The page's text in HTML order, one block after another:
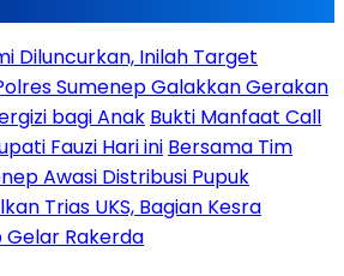
Diluncurkan, Inilah Target
Sumenep Galakkan Gerakan
bagi Anak Bukti Manfaat Call
Fauzi Hari ini Bersama Tim
Awasi Distribusi Pupuk
Trias UKS, Bagian Kesra
Rakerda